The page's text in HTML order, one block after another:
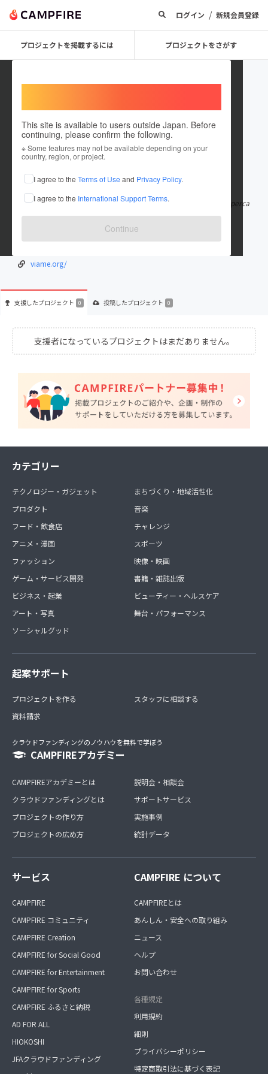
ログイン / 新規会員登録
プロジェクトを掲載するには プロジェクトをさがす
This site is available to users outside Japan. Before
continuing, please confirm the following.
※ Some features may not be available depending on your
country, region, or project.
I agree to the Terms of Use and Privacy Policy.
I agree to the International Support Terms.
Continue
garuda138terpercaya
在住国：日本
出身国：日本
Agen Slot Garuda138 adalah salah satu agen judi slot online terperca
ya dan sangat gacor re もっと見る
viame.org/
支援したプロジェクト 0 投稿したプロジェクト 0
支援者になっているプロジェクトはまだありません。
カテゴリー
テクノロジー・ガジェット
プロダクト
フード・飲食店
アニメ・漫画
ファッション
ゲーム・サービス開発
ビジネス・起業
アート・写真
ソーシャルグッド
まちづくり・地域活性化
音楽
チャレンジ
スポーツ
映像・映画
書籍・雑誌出版
ビューティー・ヘルスケア
舞台・パフォーマンス
起案サポート
プロジェクトを作る
資料請求
スタッフに相談する
クラウドファンディングのノウハウを無料で学ぼう
CAMPFIREアカデミー
CAMPFIREアカデミーとは
クラウドファンディングとは
プロジェクトの作り方
プロジェクトの広め方
説明会・相談会
サポートサービス
実施事例
統計データ
サービス
CAMPFIRE
CAMPFIRE コミュニティ
CAMPFIRE Creation
CAMPFIRE for Social Good
CAMPFIRE for Entertainment
CAMPFIRE for Sports
CAMPFIRE ふるさと納税
AD FOR ALL
HIOKOSHI
JFAクラウドファンディング
CAMPFIRE について
CAMPFIREとは
あんしん・安全への取り組み
ニュース
ヘルプ
お問い合わせ
各種規定
利用規約
細則
プライバシーポリシー
特定商取引法に基づく表記